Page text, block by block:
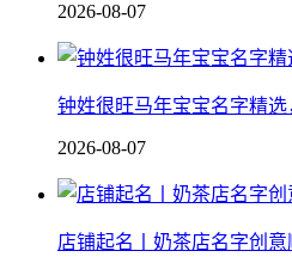
2026-08-07
钟姓很旺马年宝宝名字精
2026-08-07
店铺起名丨奶茶店名字创意